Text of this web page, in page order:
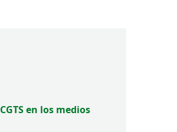
CGTS en los medios